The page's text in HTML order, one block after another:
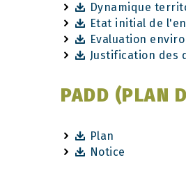
Dynamique
Etat initial de
Evaluation
Justification des
PADD (PLAN
Plan
Notice